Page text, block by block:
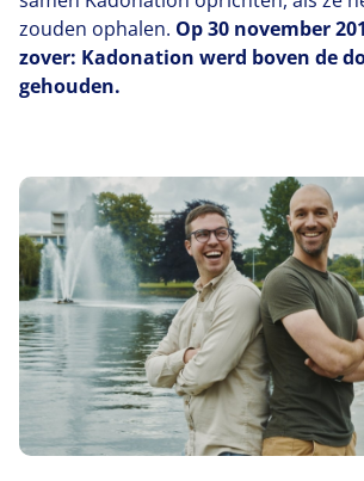
zouden ophalen. Op30 november
zover: Kadonation werd boven de
gehouden.